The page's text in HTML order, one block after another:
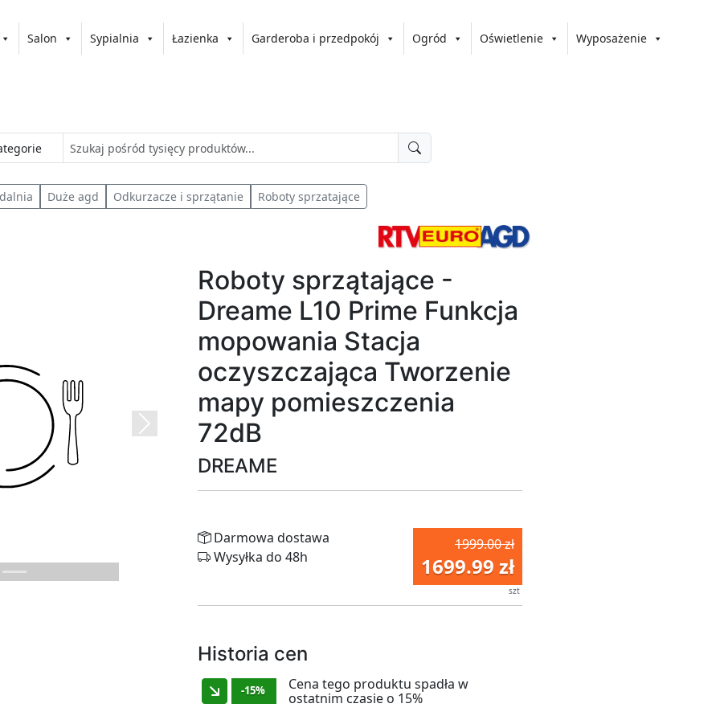
Salon Sypialnia Łazienka Garderoba i przedpokój Ogród Oświetlenie Wyposażenie
Duże agd Odkurzacze i sprzątanie Roboty sprzatające
Next
Roboty sprzątające -
Dreame L10 Prime Funkcja
mopowania Stacja
oczyszczająca Tworzenie
mapy pomieszczenia
72dB
DREAME
1999.00 zł
1699.99 zł
szt
Darmowa dostawa
Wysyłka do 48h
Historia cen
-15%
Cena tego produktu spadła w
ostatnim czasie o 15%